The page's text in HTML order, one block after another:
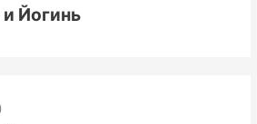
Йогинь